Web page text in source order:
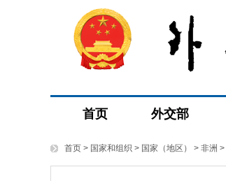
首页 外交部
首页 > 国家和组织 > 国家（地区） > 非洲 >